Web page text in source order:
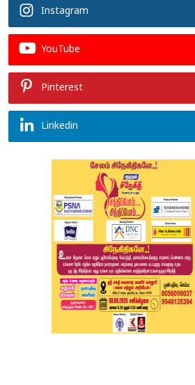
Instagram
YouTube
Pinterest
Linkedin